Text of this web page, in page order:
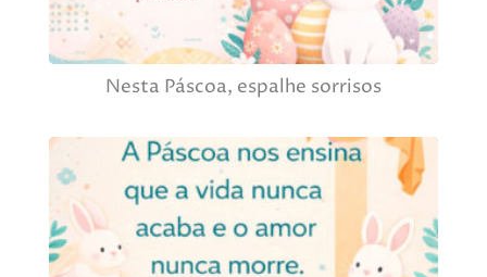
Nesta Páscoa, espalhe sorrisos